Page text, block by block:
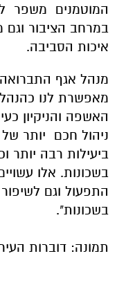
המוטמנים משפר
במרחב הציבור
איכות הסביבה.
מנהל אגף התברואה
מאפשרת לנו
האשפה והניקיון
ניהול חכם יותר
ביעילות רבה יותר
בשכונות. אלו
התפעול וגם
בשכונות".
תמונה: דוברות